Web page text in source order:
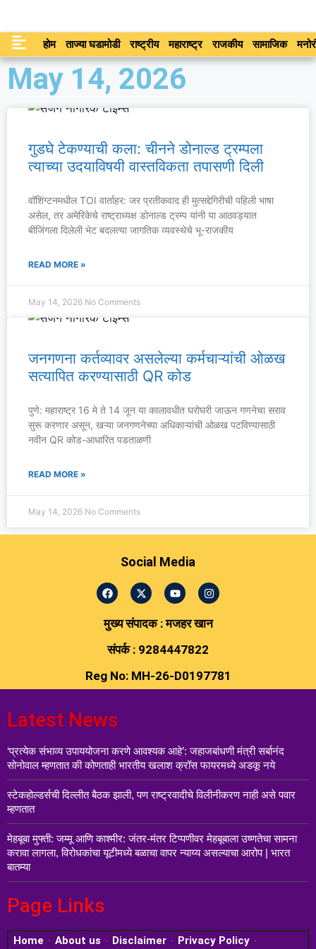
होम ताज्या घडामोडी राष्ट्रीय महाराष्ट्र राजकीय सामाजिक
May 14, 2026
गुडघे टेकण्याची कला: चीनने डोनाल्ड ट्रम्पला
त्याच्या उदयाविषयी वास्तविकता तपासणी दिली
वॉशिंग्टनमधील TOI वार्ताहर: जर प्रतीकवाद ही मुत्सद्देगिरीची पहिली भाषा
असेल, तर अमेरिकेचे राष्ट्राध्यक्ष डोनाल्ड ट्रम्प यांनी या आठवड्यात
बीजिंगला दिलेली भेट बदलत्या जागतिक व्यवस्थेचे भू-राजकीय
READ MORE »
May 14, 2026 No Comments
जनगणना कर्तव्यावर असलेल्या कर्मचाऱ्यांची ओळख
सत्यापित करण्यासाठी QR कोड
पुणे: महाराष्ट्र 16 मे ते 14 जून या कालावधीत घरोघरी जाऊन गणनेचा सराव
सुरू करणार असून, खऱ्या जनगणनेच्या अधिकाऱ्यांची ओळख पटविण्यासाठी
नवीन QR कोड-आधारित पडताळणी
READ MORE »
May 14, 2026 No Comments
Social Media
मुख्य संपादक : मजहर खान
संपर्क : 9284447822
Reg No: MH-26-D0197781
Latest News
‘प्रत्येक संभाव्य उपाययोजना करणे आवश्यक आहे’: जहाजबांधणी मंत्री सर्बानंद
सोनोवाल म्हणतात की कोणताही भारतीय खलाश क्रॉस फायरमध्ये अडकू नये
स्टेकहोल्डर्सची दिल्लीत बैठक झाली, पण राष्ट्रवादीचे विलीनीकरण नाही असे पवार
म्हणतात
मेहबूबा मुफ्ती: जम्मू आणि काश्मीर: जंतर-मंतर टिप्पणीवर मेहबूबाला उष्णतेचा सामना
करावा लागला, विरोधकांचा यूटीमध्ये बळाचा वापर न्याय्य असल्याचा आरोप | भारत
बातम्या
Page Links
Home About us Disclaimer Privacy Policy